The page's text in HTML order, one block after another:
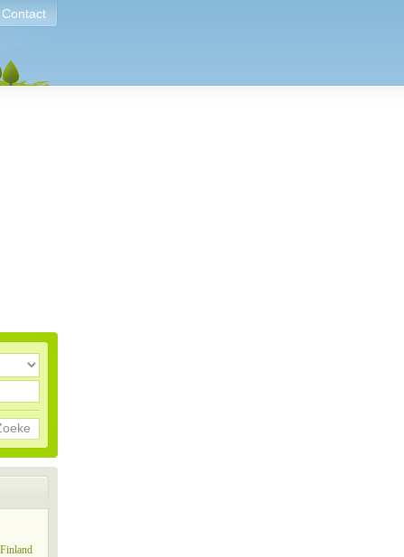
Contact
Finland